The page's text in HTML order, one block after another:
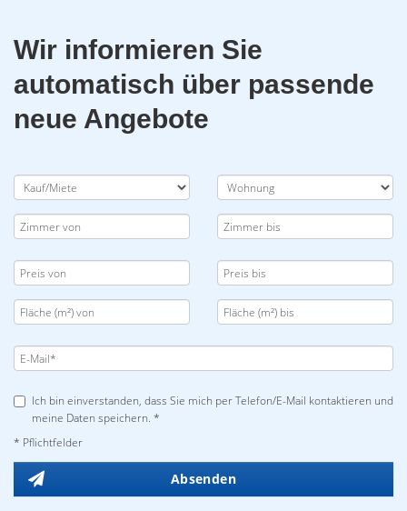
Wir informieren Sie
automatisch über passende
neue Angebote
Ich bin einverstanden, dass Sie mich per Telefon/E-Mail kontaktieren und
meine Daten speichern. *
* Pflichtfelder
Absenden